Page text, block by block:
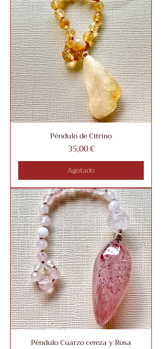
Péndulo de Citrino
Precio
35,00 €
Agotado
Péndulo Cuarzo cereza y Rosa